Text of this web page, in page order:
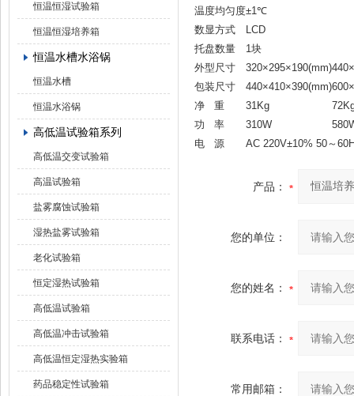
恒温恒湿试验箱
恒温恒湿培养箱
恒温水槽水浴锅
恒温水槽
恒温水浴锅
高低温试验箱系列
高低温交变试验箱
高温试验箱
盐雾腐蚀试验箱
湿热盐雾试验箱
老化试验箱
恒定湿热试验箱
高低温试验箱
高低温冲击试验箱
高低温恒定湿热实验箱
药品稳定性试验箱
温度均匀度±1℃
数显方式
LCD
托盘数量
1块
外型尺寸
320×295×190(mm)
包装尺寸
440×410×390(mm)
净 重
31Kg
功 率
310W
电 源
AC 220V±10% 50～
产品：
您的单位：
您的姓名：
联系电话：
常用邮箱：